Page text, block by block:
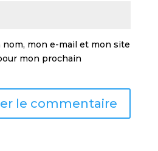
mon e-mail et mon site
mon prochain